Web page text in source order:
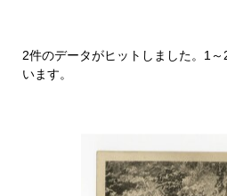
2件のデータがヒットしました。1
います。